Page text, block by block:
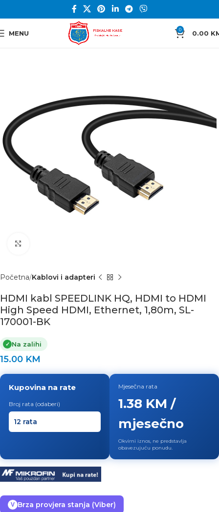
MENU 0 0.00
Početna Kablovi i adapteri
HDMI kabl SPEEDLINK HQ, HDMI to HDMI
High Speed HDMI, Ethernet, 1,80m, SL-
170001-BK
✓ Na zalihi
15.00 KM
Kupovina na rate
Broj rata (odaberi)
Mjesečna rata
1.38 KM /
mjesečno
Okvirni iznos, ne predstavlja
obavezujuću ponudu.
V Brza provjera stanja (Viber)